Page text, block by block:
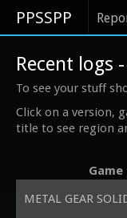
PPSSPP
Recent logs
To see your stuff
Click on a version,
title to see region
METAL GEAR